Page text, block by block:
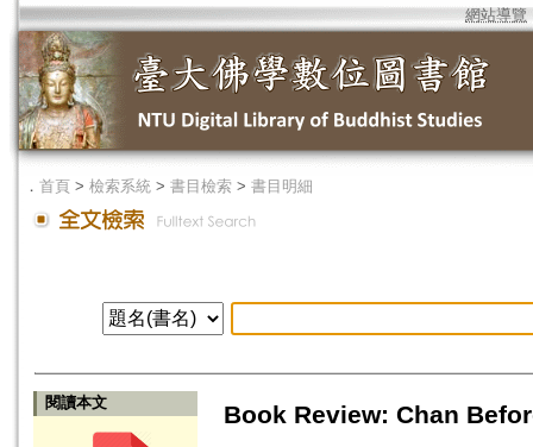
網站導覽
． 首頁 > 檢索系統 > 書目檢索 > 書目明細
閱讀本文
Book Review: Chan